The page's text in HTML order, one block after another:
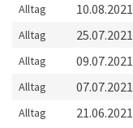
Alltag 10.08.2021
Alltag 25.07.2021
Alltag 09.07.2021
Alltag 07.07.2021
Alltag 21.06.2021